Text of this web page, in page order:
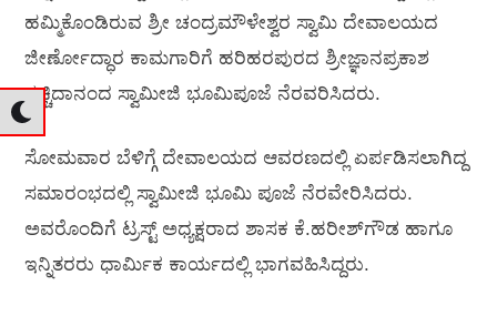
ಹಮ್ಮಿಕೊಂಡಿರುವ ಶ್ರೀ ಚಂದ್ರಮೌಳೇಶ್ವರ ಸ್ವಾಮಿ ದೇವಾಲಯದ
ಜೀರ್ಣೋದ್ಧಾರ ಕಾಮಗಾರಿಗೆ ಹರಿಹರಪುರದ ಶ್ರೀಜ್ಞಾನಪ್ರಕಾಶ
ಸಚ್ಚಿದಾನಂದ ಸ್ವಾಮೀಜಿ ಭೂಮಿಪೂಜೆ ನೆರವರಿಸಿದರು.
ಸೋಮವಾರ ಬೆಳಿಗ್ಗೆ ದೇವಾಲಯದ ಆವರಣದಲ್ಲಿ ಏರ್ಪಡಿಸಲಾಗಿದ್ದ
ಸಮಾರಂಭದಲ್ಲಿ ಸ್ವಾಮೀಜಿ ಭೂಮಿ ಪೂಜೆ ನೆರವೇರಿಸಿದರು.
ಅವರೊಂದಿಗೆ ಟ್ರಸ್ಟ್ ಅಧ್ಯಕ್ಷರಾದ ಶಾಸಕ ಕೆ.ಹರೀಶ್‌ಗೌಡ ಹಾಗೂ
ಇನ್ನಿತರರು ಧಾರ್ಮಿಕ ಕಾರ್ಯದಲ್ಲಿ ಭಾಗವಹಿಸಿದ್ದರು.